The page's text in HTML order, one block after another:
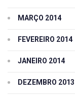
MARÇO 2014
FEVEREIRO 2014
JANEIRO 2014
DEZEMBRO 2013